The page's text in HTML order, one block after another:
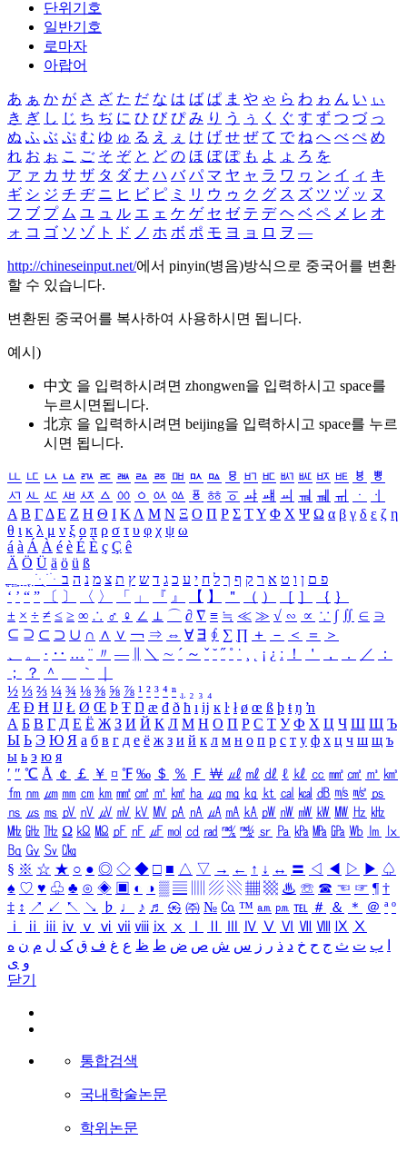
단위기호
일반기호
로마자
아랍어
あ ぁ か が さ ざ た だ な は ば ぱ ま や ゃ ら わ ゎ ん い ぃ
き ぎ し じ ち ぢ に ひ び ぴ み り う ぅ く ぐ す ず つ づ っ
ぬ ふ ぶ ぷ む ゆ ゅ る え ぇ け げ せ ぜ て で ね へ べ ぺ め
れ お ぉ こ ご そ ぞ と ど の ほ ぼ ぽ も よ ょ ろ を
ア ァ カ サ ザ タ ダ ナ ハ バ パ マ ヤ ャ ラ ワ ヮ ン イ ィ キ
ギ シ ジ チ ヂ ニ ヒ ビ ピ ミ リ ウ ゥ ク グ ス ズ ツ ヅ ッ ヌ
フ ブ プ ム ユ ュ ル エ ェ ケ ゲ セ ゼ テ デ ヘ ベ ペ メ レ オ
ォ コ ゴ ソ ゾ ト ド ノ ホ ボ ポ モ ヨ ョ ロ ヲ ―
http://chineseinput.net/에서 pinyin(병음)방식으로 중국어를 변환
할 수 있습니다.
변환된 중국어를 복사하여 사용하시면 됩니다.
예시)
中文 을 입력하시려면 zhongwen을 입력하시고 space를
누르시면됩니다.
北京 을 입력하시려면 beijing을 입력하시고 space를 누르
시면 됩니다.
ㅥ ㅦ ㅧ ㅨ ㅩ ㅪ ㅫ ㅬ ㅭ ㅮ ㅯ ㅰ ㅱ ㅲ ㅳ ㅴ ㅵ ㅶ ㅷ ㅸ
ㅹ
ㅺ ㅻ ㅼ ㅽ ㅾ ㅿ ㆀ ㆁ ㆂ ㆃ ㆄ ㆅ ㆆ ㆇ ㆈ ㆉ ㆊ ㆋ ㆌ ㆍ
ㆎ
Α Β ΓΔ Ε Ζ Η Θ Ι ΚΛ Μ Ν Ξ Ο Π Ρ Σ ΤΥ Φ Χ Ψ Ω α β γ δ ε ζ η
θ ι κ λ μ ν ξ ο π ρ σ τ υ φ χ ψ ω
á à Á À é è É È ç Ç ê
Ä Ö Ü ä ö ü ß
ִֶֹ ֻּ ׁׂ פ ם ן ו ט א ר ק ף ך ל ח י ע כ ג ד ש ץ ת צ מ נ ה ב
‘ ’ “ ” 〔 〕 〈 〉 「 」 『 』 【 】 ＂ （ ） ［ ］ ｛ ｝
± × ÷ ≠ ≤ ≥ ∞ ∴ ♂ ♀ ∠ ⊥ ⌒ ∂ ∇ ≡ ≒ ≪ ≫ √ ∽ ∝ ∵ ∫ ∬ ∈ ∋
⊆ ⊇ ⊂ ⊃ ∪ ∩ ∧ ∨ ￢ ⇒ ⇔ ∀ ∃ ∮ ∑ ∏ ＋ － ＜ ＝
＞
、
。 · ‥ … ¨ 〃 ― ＼ ∼ ´ ～ ˇ ˘ ˝ ˚ ˙ ¸ ¡ ¿ ː ！ ＇ ， ． ／
：
；
？ ＾ ｀
½ ⅓ ⅔ ¼ ¾ ⅛ ⅜ ⅝ ⅞ ¹ ² ³ ⁴ ⁿ ₁ ₂ ₃ ₄
Æ Ð Ħ Ĳ Ł Ø Œ Þ Ŧ Ŋ æ đ ð ħ ı ĳ ĸ ŀ ł ø œ ß þ ŧ ŋ ŉ
А Б В Г Д Е Ё Ж З И Й К Л М Н О П Р С Т У Ф Х Ц Ч Ш Щ Ъ
Ы Ь Э Ю Я а б в г д е ё ж з и й к л м н о п р с т у ф х ц ч ш щ ъ
ы ь э ю я
′ ″ ℃ Å ￠ ￡ ￥ ¤ ℉ ‰ ＄ ％ Ｆ ￦ ㎕ ㎖ ㎗ ℓ ㎘ ㏄ ㎣ ㎤ ㎥ ㎦
㎙ ㎚ ㎛ ㎜ ㎝ ㎞ ㎟ ㎠ ㎡ ㎢ ㏊ ㎍ ㎎ ㎏ ㏏ ㎈ ㎉ ㏈ ㎧ ㎨ ㎰
㎱ ㎲ ㎳ ㎴ ㎵ ㎶ ㎷ ㎸ ㎹ ㎀ ㎁ ㎂ ㎃ ㎄ ㎺ ㎻ ㎽ ㎾ ㎿ ㎐ ㎑
㎒ ㎓ ㎔ Ω ㏀ ㏁ ㎊ ㎋ ㎌ ㏖ ㏅ ㎭ ㎮ ㎯ ㏛ ㎩ ㎪ ㎫ ㎬ ㏝ ㏐
㏓
㏃ ㏉ ㏜ ㏆
§ ※ ☆ ★ ○ ● ◎ ◇ ◆ □ ■ △ ▽ → ← ↑ ↓ ↔ 〓 ◁ ◀ ▷ ▶ ♤
♠ ♡ ♥ ♧ ♣ ⊙ ◈ ▣ ◐ ◑ ▒ ▤ ▨ ▧ ▦ ▩ ♨ ☏ ☎ ☜ ☞ ¶ †
‡ ↕ ↗ ↙ ↖ ↘ ♭ ♩ ♪ ♬ ㉿ ㈜ № ㏇ ™ ㏂ ㏘ ℡ ＃ ＆ ＊ ＠ ª º
ⅰ
ⅱ ⅲ ⅳ ⅴ ⅵ ⅶ ⅷ ⅸ ⅹ Ⅳ Ⅴ Ⅵ Ⅶ Ⅷ Ⅸ Ⅹ
ب ت ث ج ح خ د ذ ر ز س ش ص ض ط ظ ع غ ف ق ک ل م ن ه
و ی
닫기
통합검색
국내학술논문
학위논문